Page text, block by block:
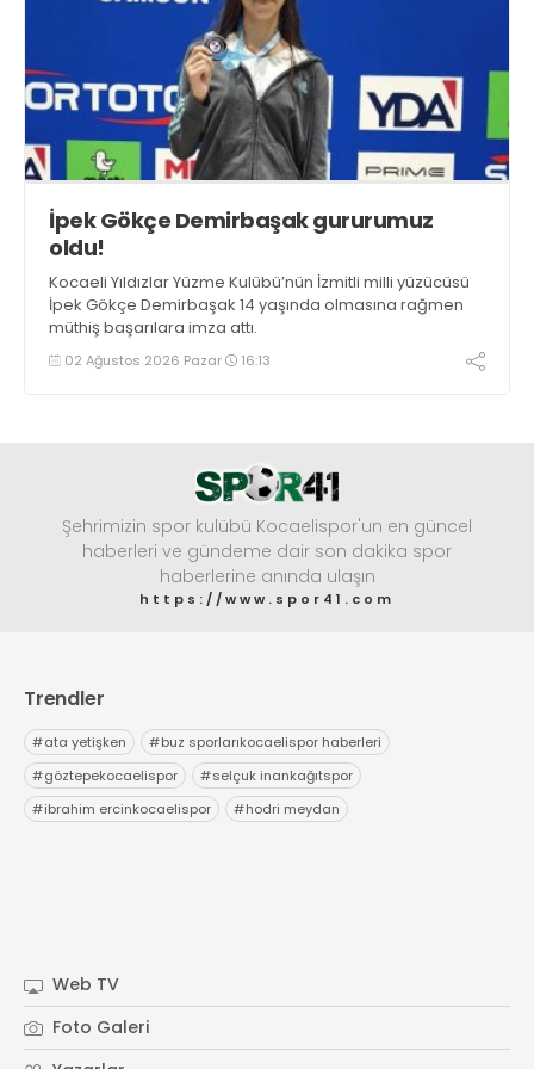
İpek Gökçe Demirbaşak gururumuz
oldu!
Kocaeli Yıldızlar Yüzme Kulübü’nün İzmitli milli yüzücüsü
İpek Gökçe Demirbaşak 14 yaşında olmasına rağmen
müthiş başarılara imza attı.
02 Ağustos 2026 Pazar 16:13
Şehrimizin spor kulübü Kocaelispor'un en güncel
haberleri ve gündeme dair son dakika spor
haberlerine anında ulaşın
https://www.spor41.com
Trendler
#ata yetişken #buz sporlarıkocaelispor haberleri
#göztepekocaelispor #selçuk inankağıtspor
#ibrahim ercinkocaelispor #hodri meydan
Web TV
Foto Galeri